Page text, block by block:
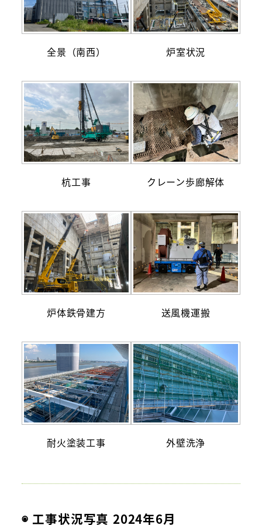
全景（南西） 炉室状況
杭工事 クレーン歩廊解体
炉体鉄骨建方 送風機運搬
耐火塗装工事 外壁洗浄
◉ 工事状況写真 2024年6月